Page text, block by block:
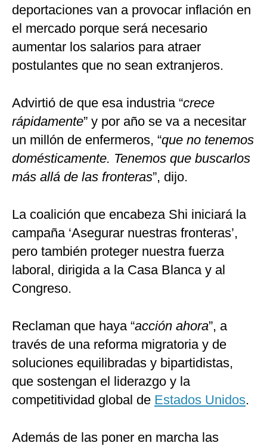
deportaciones van a provocar inflación en
el mercado porque será necesario
aumentar los salarios para atraer
postulantes que no sean extranjeros.
Advirtió de que esa industria “crece
rápidamente” y por año se va a necesitar
un millón de enfermeros, “que no tenemos
domésticamente. Tenemos que buscarlos
más allá de las fronteras”, dijo.
La coalición que encabeza Shi iniciará la
campaña ‘Asegurar nuestras fronteras’,
pero también proteger nuestra fuerza
laboral, dirigida a la Casa Blanca y al
Congreso.
Reclaman que haya “acción ahora”, a
través de una reforma migratoria y de
soluciones equilibradas y bipartidistas,
que sostengan el liderazgo y la
competitividad global de Estados Unidos.
Además de las poner en marcha las